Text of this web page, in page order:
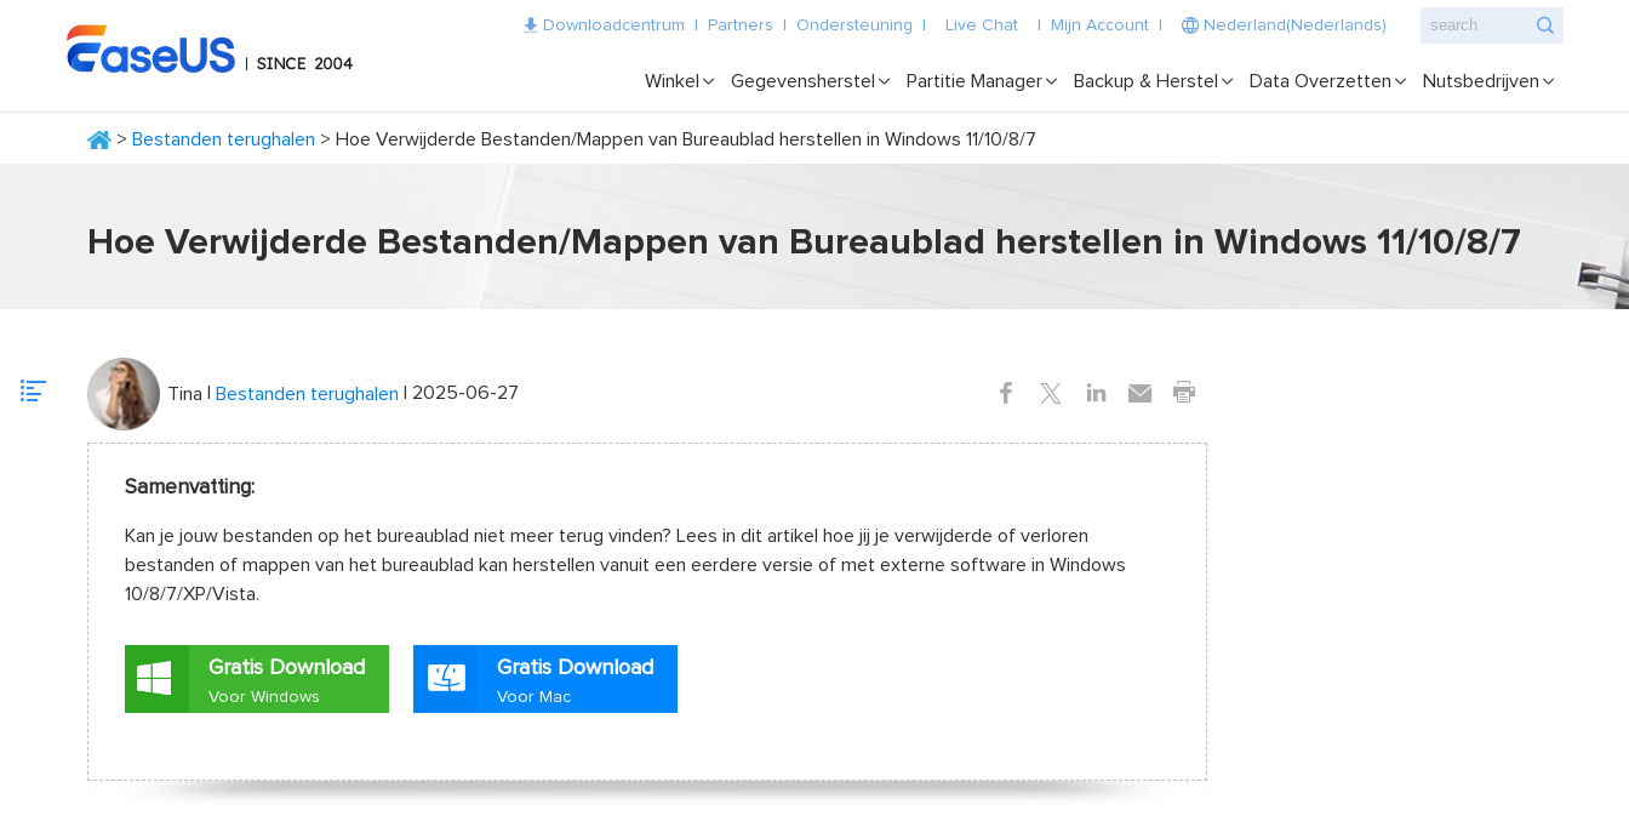
Downloadcentrum Partners Ondersteuning Live Chat Mijn Account Nederland(Nederlands)
Winkel Gegevensherstel Partitie Manager Backup & Herstel Data Overzetten Nutsbedrijven
> Bestanden terughalen > Hoe Verwijderde Bestanden/Mappen van Bureaublad herstellen in Windows 11/10/8/7
Hoe Verwijderde Bestanden/Mappen van Bureaublad herstellen in Windows 11/10/8/7
Tina Bestanden terughalen | 2025-06-27
Samenvatting:
Kan je jouw bestanden op het bureaublad niet meer terug vinden? Lees in dit artikel hoe jij je verwijderde of verloren
bestanden of mappen van het bureaublad kan herstellen vanuit een eerdere versie of met externe software in Windows
10/8/7/XP/Vista.
Gratis Download
Voor Windows
Gratis Download
Voor Mac